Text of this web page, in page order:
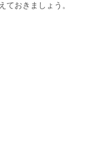
ておきましょう。